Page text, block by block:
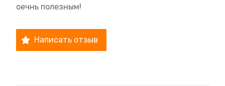
оечнь полезным!
Написать отзыв